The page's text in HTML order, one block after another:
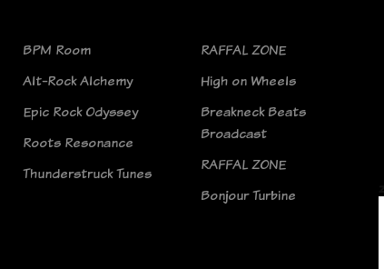
BPM Room
Alt-Rock Alchemy
Epic Rock Odyssey
Roots Resonance
Thunderstruck Tunes
RAFFAL ZONE
High on Wheels
Breakneck Beats
Broadcast
RAFFAL ZONE
Bonjour Turbine